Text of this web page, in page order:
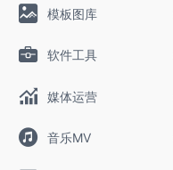
模板图库
软件工具
媒体运营
音乐MV